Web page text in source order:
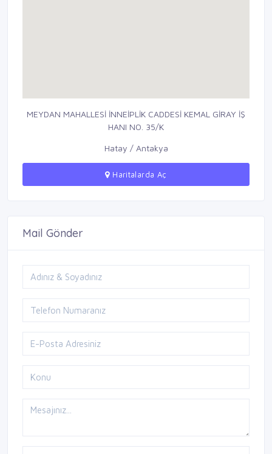
MEYDAN MAHALLESİ İNNEİPLİK CADDESİ KEMAL GİRAY İŞ
HANI NO. 35/K
Hatay / Antakya
Haritalarda Aç
Mail Gönder